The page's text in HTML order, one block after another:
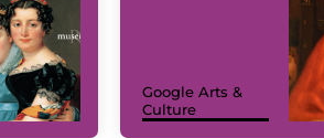
Google Arts &
Culture